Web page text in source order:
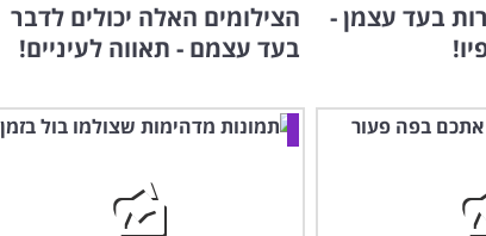
בעד עצמן -
הצילומים האלה יכולים לדבר
בעד עצמם - תאווה לעיניים!